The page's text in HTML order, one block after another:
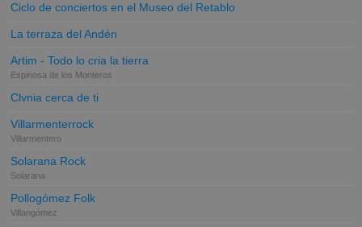
Ciclo de conciertos en el Museo del Retablo
La terraza del Andén
Artim - Todo lo cria la tierra
Espinosa de los Monteros
Clvnia cerca de ti
Villarmenterrock
Villarmentero
Solarana Rock
Solarana
Pollogómez Folk
Villangómez